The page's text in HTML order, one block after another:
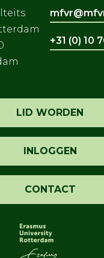
LID WORDEN
INLOGGEN
CONTACT
+31 (0) 10